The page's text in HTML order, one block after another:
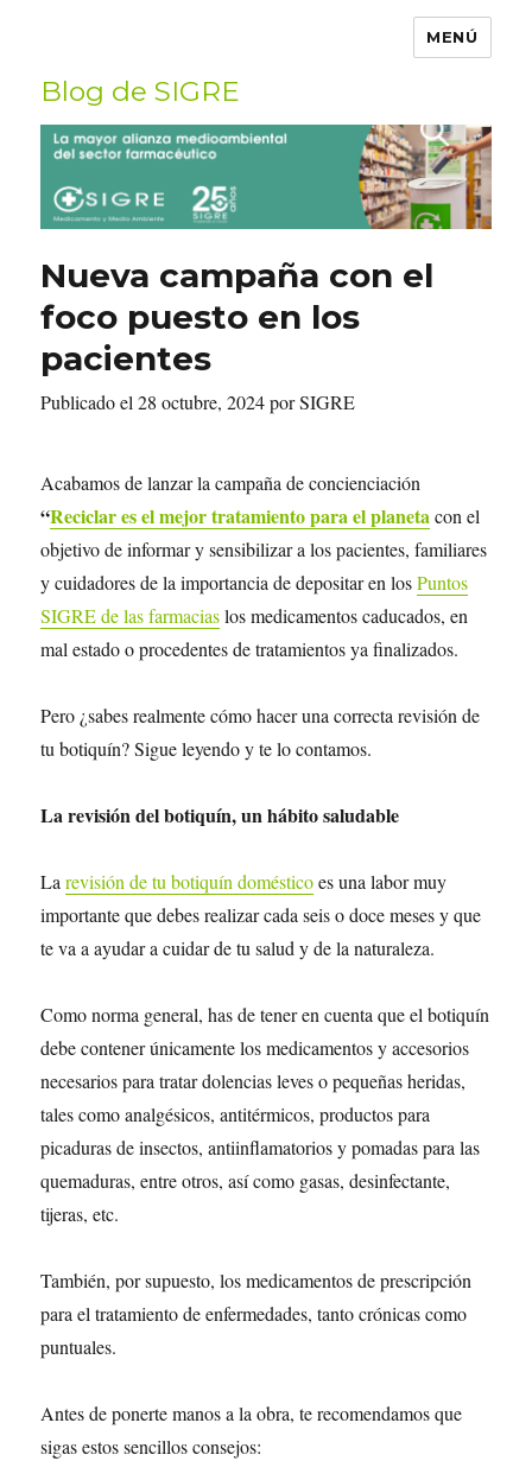
MENÚ
Blog de SIGRE
Buscar
por:
Nueva campaña con el
foco puesto en los
pacientes
Publicado el 28 octubre, 2024 por SIGRE
Acabamos de lanzar la campaña de concienciación
“Reciclar es el mejor tratamiento para el planetacon el
objetivo de informar y sensibilizar a los pacientes, familiares
y cuidadores de la importancia de depositar en losPuntos
SIGRE de las farmaciaslos medicamentos caducados, en
mal estado o procedentes de tratamientos ya finalizados.
Pero ¿sabes realmente cómo hacer una correcta revisión de
tu botiquín? Sigue leyendo y te lo contamos.
La revisión del botiquín, un hábito saludable
Larevisión de tu botiquín domésticoes una labor muy
importante que debes realizar cada seis o doce meses y que
te va a ayudar a cuidar de tu salud y de la naturaleza.
Como norma general, has de tener en cuenta que el botiquín
debe contener únicamente los medicamentos y accesorios
necesarios para tratar dolencias leves o pequeñas heridas,
tales como analgésicos, antitérmicos, productos para
picaduras de insectos, antiinflamatorios y pomadas para las
quemaduras, entre otros, así como gasas, desinfectante,
tijeras, etc.
También, por supuesto, los medicamentos de prescripción
para el tratamiento de enfermedades, tanto crónicas como
puntuales.
Antes de ponerte manos a la obra, te recomendamos que
sigas estos sencillos consejos: